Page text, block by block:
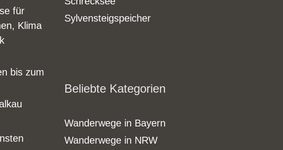
für
Klima
bis zum
Sylvensteigspeicher
Beliebte Kategorien
Wanderwege in Bayern
Wanderwege in NRW